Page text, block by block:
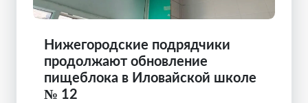
Нижегородские подрядчики
продолжают обновление
пищеблока в Иловайской школе
№ 12